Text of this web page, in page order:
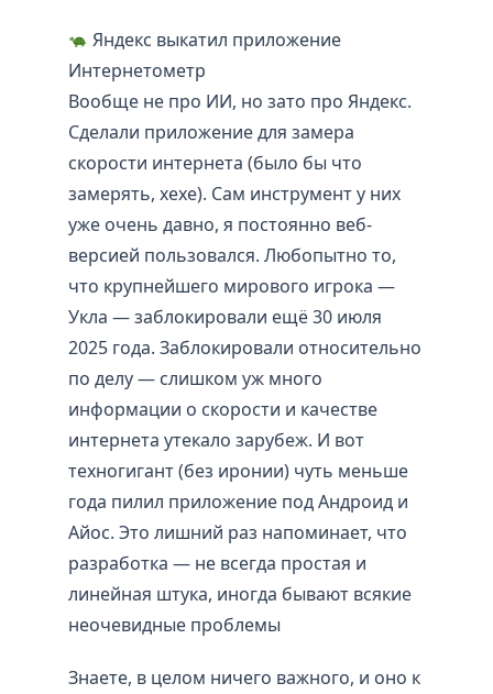
Яндекс выкатил приложение
Интернетометр
Вообще не про ИИ, но зато про Яндекс.
Сделали приложение для замера
скорости интернета (было бы что
замерять, хехе). Сам инструмент у них
уже очень давно, я постоянно веб-
версией пользовался. Любопытно то,
что крупнейшего мирового игрока —
Укла — заблокировали ещё 30 июля
2025 года. Заблокировали относительно
по делу — слишком уж много
информации о скорости и качестве
интернета утекало зарубеж. И вот
техногигант (без иронии) чуть меньше
года пилил приложение под Андроид и
Айос. Это лишний раз напоминает, что
разработка — не всегда простая и
линейная штука, иногда бывают всякие
неочевидные проблемы
Знаете, в целом ничего важного, и оно к